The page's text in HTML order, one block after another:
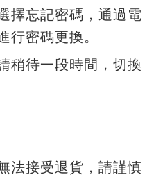
擇忘記密碼，通過電
密碼更換。
稍待一段時間，切換
法接受退貨，請謹慎